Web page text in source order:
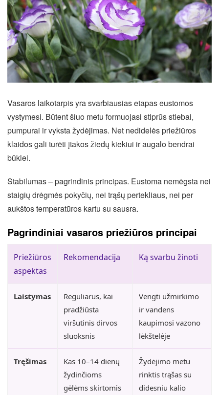
Vasaros laikotarpis yra svarbiausias etapas eustomos
vystymesi. Būtent šiuo metu formuojasi stiprūs stiebai,
pumpurai ir vyksta žydėjimas. Net nedidelės priežiūros
klaidos gali turėti įtakos žiedų kiekiui ir augalo bendrai
būklei.
Stabilumas – pagrindinis principas. Eustoma nemėgsta nei
staigių drėgmės pokyčių, nei trąšų pertekliaus, nei per
aukštos temperatūros kartu su sausra.
Pagrindiniai vasaros priežiūros principai
Priežiūros
aspektas
Rekomendacija Ką svarbu žinoti
Laistymas
Reguliarus, kai
pradžiūsta
viršutinis dirvos
sluoksnis
Vengti užmirkimo
ir vandens
kaupimosi vazono
lėkštelėje
Tręšimas
Kas 10–14 dienų
žydinčioms
gėlėms skirtomis
Žydėjimo metu
rinktis trąšas su
didesniu kalio